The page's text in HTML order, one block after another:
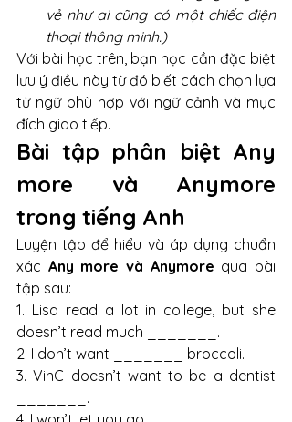
vẻ như ai cũng có một chiếc điện
thoại thông minh.)
Với bài học trên, bạn học cần đặc biệt
lưu ý điều này từ đó biết cách chọn lựa
từ ngữ phù hợp với ngữ cảnh và mục
đích giao tiếp.
Bài tập phân biệt Any
more và Anymore
trong tiếng Anh
Luyện tập để hiểu và áp dụng chuẩn
xác Any more và Anymore qua bài
tập sau:
1. Lisa read a lot in college, but she
doesn’t read much _______.
2. I don’t want _______ broccoli.
3. VinC doesn’t want to be a dentist
_______.